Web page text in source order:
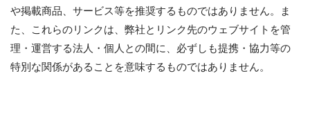
や掲載商品、サービス等を推奨するものではありません。ま
た、これらのリンクは、弊社とリンク先のウェブサイトを管
理・運営する法人・個人との間に、必ずしも提携・協力等の
特別な関係があることを意味するものではありません。